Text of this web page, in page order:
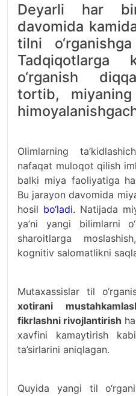
Deyarli har
davomida
tilni
o‘rganish
tortib,
Olimlarning
nafaqat muloqot qilish
balki miya faoliyatiga
Bu jarayon davomida
hosil bo‘ladi. Natijada
ya’ni yangi bilimlarni
sharoitlarga
kognitiv salomatlikni
Mutaxassislar til
xotirani
fikrlashni rivojlantirish
xavfini kamaytirish
ta’sirlarini aniqlagan.
Quyida yangi til